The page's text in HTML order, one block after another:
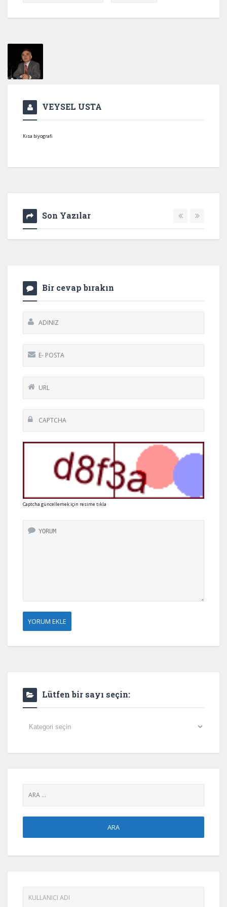
VEYSEL USTA
Kısa biyografi
Son Yazılar
Bir cevap bırakın
Captcha güncellemek için resime tıkla
Lütfen bir sayı seçin:
Lütfen